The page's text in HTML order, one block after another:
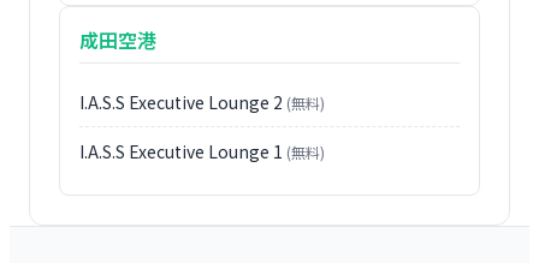
成田空港
I.A.S.S Executive Lounge 2 (無料)
I.A.S.S Executive Lounge 1 (無料)